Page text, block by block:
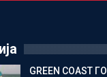
GREEN COAST ГО